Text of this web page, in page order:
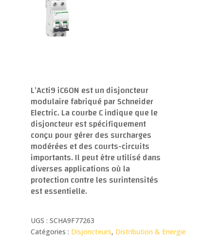
L’Acti9 iC60N est un disjoncteur
modulaire fabriqué par Schneider
Electric. La courbe C indique que le
disjoncteur est spécifiquement
conçu pour gérer des surcharges
modérées et des courts-circuits
importants. Il peut être utilisé dans
diverses applications où la
protection contre les surintensités
est essentielle.
UGS : SCHA9F77263
Catégories : Disjoncteurs, Distribution & Energie